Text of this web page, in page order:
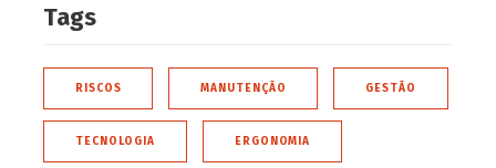
Tags
RISCOS MANUTENÇÃO GESTÃO
TECNOLOGIA ERGONOMIA